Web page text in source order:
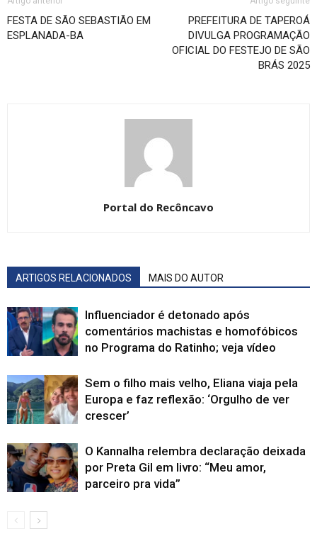
FESTA DE SÃO SEBASTIÃO EM
ESPLANADA-BA
PREFEITURA DE TAPEROÁ
DIVULGA PROGRAMAÇÃO
OFICIAL DO FESTEJO DE SÃO
BRÁS 2025
Portal do Recôncavo
ARTIGOS RELACIONADOS MAIS DO AUTOR
Influenciador é detonado após
comentários machistas e homofóbicos
no Programa do Ratinho; veja vídeo
Sem o filho mais velho, Eliana viaja pela
Europa e faz reflexão: ‘Orgulho de ver
crescer’
O Kannalha relembra declaração deixada
por Preta Gil em livro: “Meu amor,
parceiro pra vida”